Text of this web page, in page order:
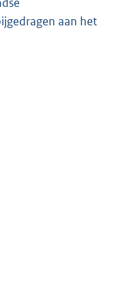
aan het